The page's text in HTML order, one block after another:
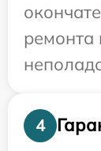
ремонта
4